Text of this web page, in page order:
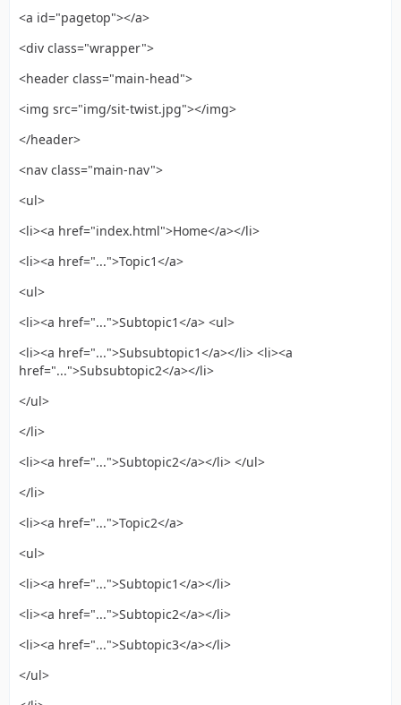
<a id="pagetop"></a>
<div class="wrapper">
<header class="main-head">
<img src="img/sit-twist.jpg"></img>
</header>
<nav class="main-nav">
<ul>
<li><a href="index.html">Home</a></li>
<li><a href="...">Topic1</a>
<ul>
<li><a href="...">Subtopic1</a> <ul>
<li><a href="...">Subsubtopic1</a></li> <li><a
href="...">Subsubtopic2</a></li>
</ul>
</li>
<li><a href="...">Subtopic2</a></li> </ul>
</li>
<li><a href="...">Topic2</a>
<ul>
<li><a href="...">Subtopic1</a></li>
<li><a href="...">Subtopic2</a></li>
<li><a href="...">Subtopic3</a></li>
</ul>